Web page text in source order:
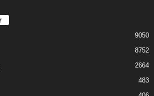
9050
8752
2664
483